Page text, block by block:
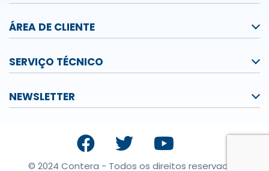
ÁREA DE CLIENTE
SERVIÇO TÉCNICO
NEWSLETTER
© 2024 Contera - Todos os direitos reservados.